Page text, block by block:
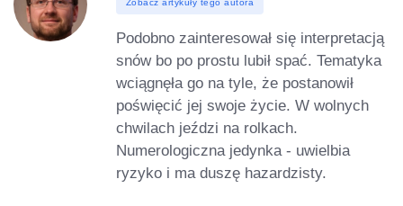
Zobacz artykuły tego autora
Podobno zainteresował się interpretacją
snów bo po prostu lubił spać. Tematyka
wciągnęła go na tyle, że postanowił
poświęcić jej swoje życie. W wolnych
chwilach jeździ na rolkach.
Numerologiczna jedynka - uwielbia
ryzyko i ma duszę hazardzisty.